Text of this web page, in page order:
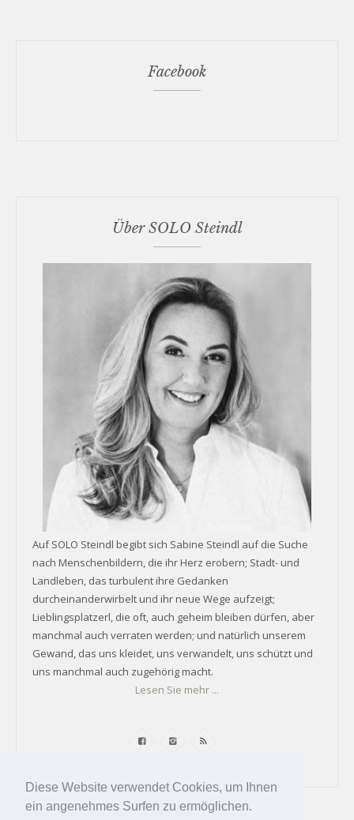
Diese Website verwendet Cookies, um Ihnen
ein angenehmes Surfen zu ermöglichen.
Facebook
Über SOLO Steindl
Auf SOLO Steindl begibt sich Sabine Steindl auf die Suche
nach Menschenbildern, die ihr Herz erobern; Stadt- und
Landleben, das turbulent ihre Gedanken
durcheinanderwirbelt und ihr neue Wege aufzeigt;
Lieblingsplatzerl, die oft, auch geheim bleiben dürfen, aber
manchmal auch verraten werden; und natürlich unserem
Gewand, das uns kleidet, uns verwandelt, uns schützt und
uns manchmal auch zugehörig macht.
Lesen Sie mehr ...